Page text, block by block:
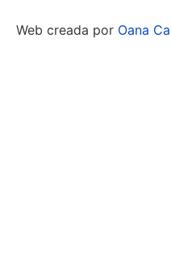
Web creada por Oana